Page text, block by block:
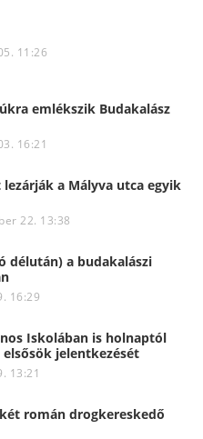
11:26
emlékszik Budakalász
16:21
a Mályva utca egyik
22. 13:38
délután) a budakalászi
16:29
Iskolában is holnaptól
jelentkezését
13:21
román drogkereskedő